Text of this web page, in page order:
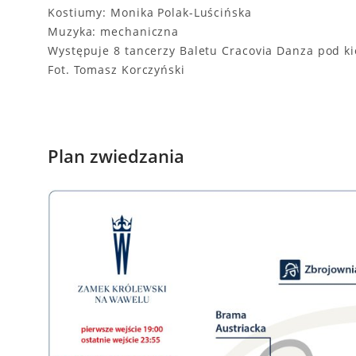
Kostiumy: Monika Polak-Luścińska
Muzyka: mechaniczna
Występuje 8 tancerzy Baletu Cracovia Danza pod
Fot. Tomasz Korczyński
Plan zwiedzania